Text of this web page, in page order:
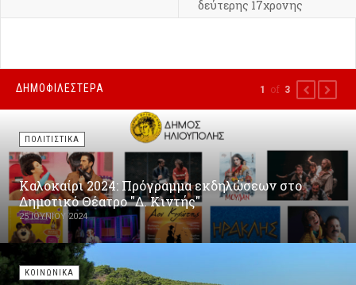
δεύτερης 17χρονης
ΔΗΜΟΦΙΛΕΣΤΕΡΑ
ΠΟΛΙΤΙΣΤΙΚΑ
Καλοκαίρι 2024: Πρόγραμμα εκδηλώσεων στο
Δημοτικό Θέατρο "Δ. Κιντής"
25 ΙΟΥΝΊΟΥ 2024
ΚΟΙΝΩΝΙΚΑ
1 of 3 PREVIOUS
NEXT